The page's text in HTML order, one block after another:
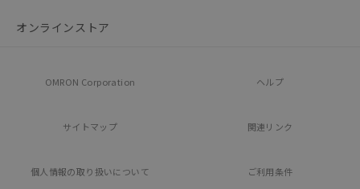
オンラインストア
OMRON Corporation ヘルプ
サイトマップ 関連リンク
個人情報の取り扱いについて ご利用条件